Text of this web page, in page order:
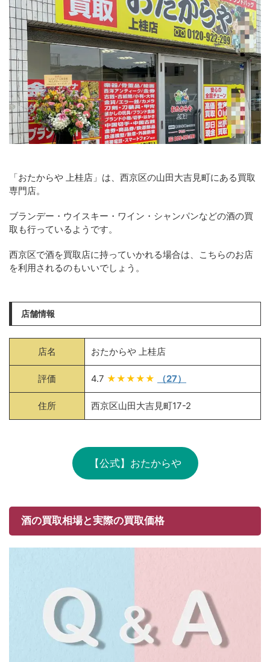
「おたからや 上桂店」は、西京区の山田大吉見町にある買取
専門店。
ブランデー・ウイスキー・ワイン・シャンパンなどの酒の買
取も行っているようです。
西京区で酒を買取店に持っていかれる場合は、こちらのお店
を利用されるのもいいでしょう。
店舗情報
店名 おたからや 上桂店
評価 4.7 ★★★★★ （27）
住所 西京区山田大吉見町17-2
【公式】おたからや
酒の買取相場と実際の買取価格